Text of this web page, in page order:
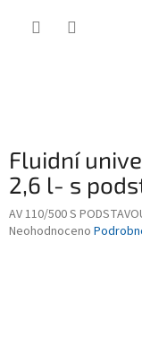
Fluidní
2,6 l- s
AV 110/500 S
Průměrné
Neohodnoceno